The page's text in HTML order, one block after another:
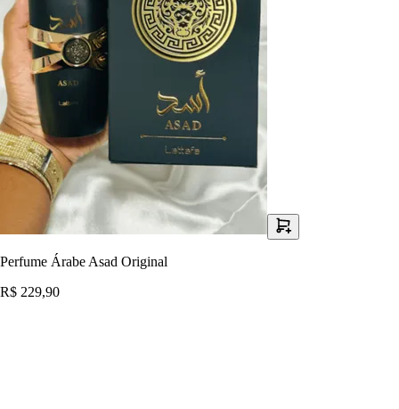
Perfume Árabe Asad Original
R$ 229,90